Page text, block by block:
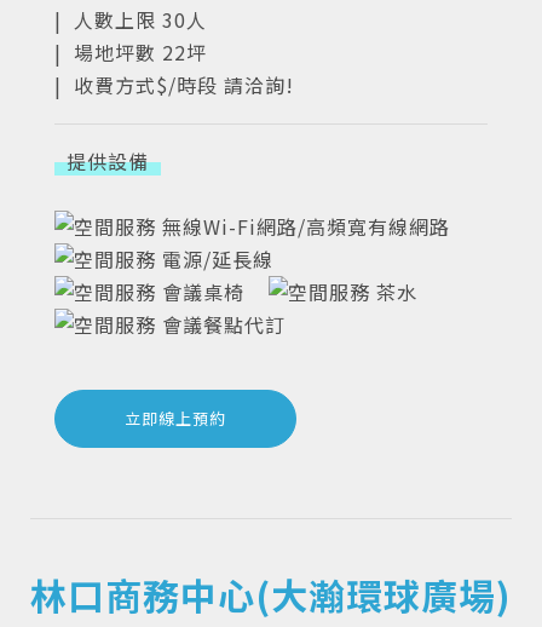
| 人數上限 30人
| 場地坪數 22坪
| 收費方式$/時段 請洽詢!
提供設備
無線Wi-Fi網路/高頻寬有線網路
電源/延長線
會議桌椅
茶水
會議餐點代訂
立即線上預約
林口商務中心(大瀚環球廣場)